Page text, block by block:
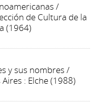
/
de Cultura de la
(1964)
y sus nombres /
: Elche (1988)